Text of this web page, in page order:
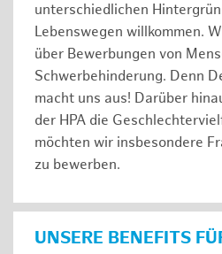
unterschiedlichen
Lebenswegen willkommen.
über Bewerbungen von
Schwerbehinderung. Denn
macht uns aus! Darüber
der HPA die
möchten wir insbesondere
zu bewerben.
UNSERE BENEFITS